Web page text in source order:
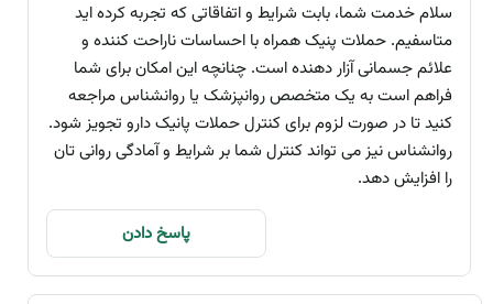
سلام خدمت شما، بابت شرایط و اتفاقاتی که تجربه کرده اید
متاسفیم. حملات پنیک همراه با احساسات ناراحت کننده و
علائم جسمانی آزار دهنده است. چنانچه این امکان برای شما
فراهم است به یک متخصص روانپزشک یا روانشناس مراجعه
کنید تا در صورت لزوم برای کنترل حملات پانیک دارو تجویز شود.
روانشناس نیز می تواند کنترل شما بر شرایط و آمادگی روانی تان
را افزایش دهد.
پاسخ دادن